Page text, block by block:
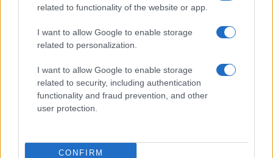
related to functionality of the website or app.
I want to allow Google to enable storage
related to personalization.
I want to allow Google to enable storage
related to security, including authentication
functionality and fraud prevention, and other
user protection.
CONFIRM
Een uitnodiging tot proeven
lokale markt, spreek met de boeren en leer over de
ingrediënten op je bord. Proef detoewijding
die in elk gerecht zijn gestopt. Elk gerecht
deze verhalen te waarderen en door te geven.